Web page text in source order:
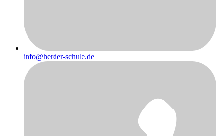
info@herder-schule.de